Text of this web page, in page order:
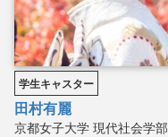
学生キャスター
田村有麗
京都女子大学 現代社会学部